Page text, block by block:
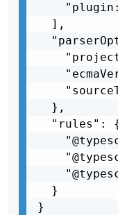
  ],
  },
"rules":
  }
}